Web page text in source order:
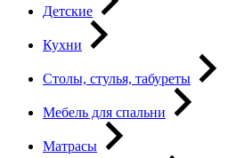
Детские
Кухни
Столы, стулья, табуреты
Мебель для спальни
Матрасы